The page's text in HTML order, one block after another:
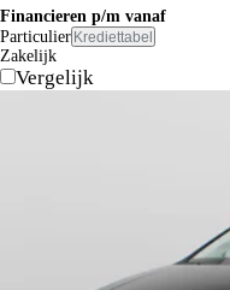
Financieren p/m vanaf
Particulier Krediettabel
Zakelijk
Vergelijk